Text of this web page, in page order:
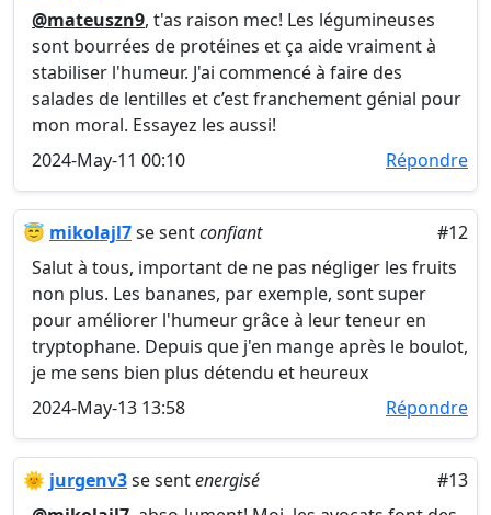
@mateuszn9, t'as raison mec! Les légumineuses
sont bourrées de protéines et ça aide vraiment à
stabiliser l'humeur. J'ai commencé à faire des
salades de lentilles et c’est franchement génial pour
mon moral. Essayez les aussi!
2024-May-11 00:10
Répondre
😇 mikolajl7se sentconfiant
#12
Salut à tous, important de ne pas négliger les fruits
non plus. Les bananes, par exemple, sont super
pour améliorer l'humeur grâce à leur teneur en
tryptophane. Depuis que j'en mange après le boulot,
je me sens bien plus détendu et heureux
2024-May-13 13:58
Répondre
🌞 jurgenv3se sentenergisé
#13